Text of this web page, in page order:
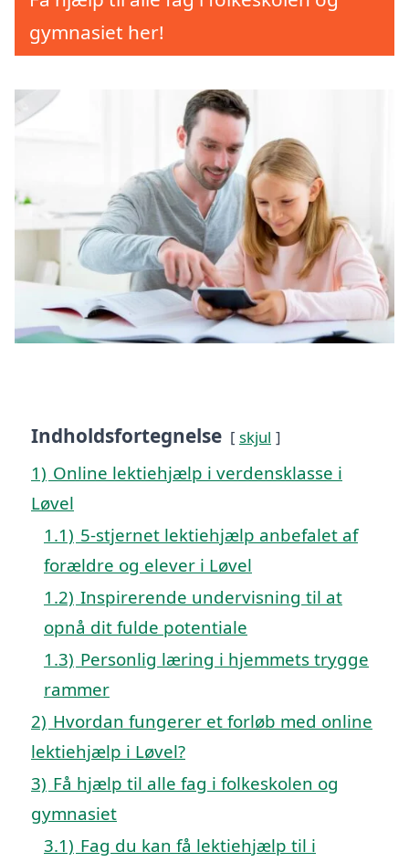
gymnasiet her!
Indholdsfortegnelse skjul
1) Online lektiehjælp i verdensklasse i
Løvel
1.1) 5-stjernet lektiehjælp anbefalet af
forældre og elever i Løvel
1.2) Inspirerende undervisning til at
opnå dit fulde potentiale
1.3) Personlig læring i hjemmets trygge
rammer
2) Hvordan fungerer et forløb med online
lektiehjælp i Løvel?
3) Få hjælp til alle fag i folkeskolen og
gymnasiet
3.1) Fag du kan få lektiehjælp til i